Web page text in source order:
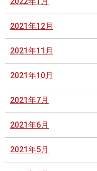
2021年12月
2021年11月
2021年10月
2021年7月
2021年6月
2021年5月